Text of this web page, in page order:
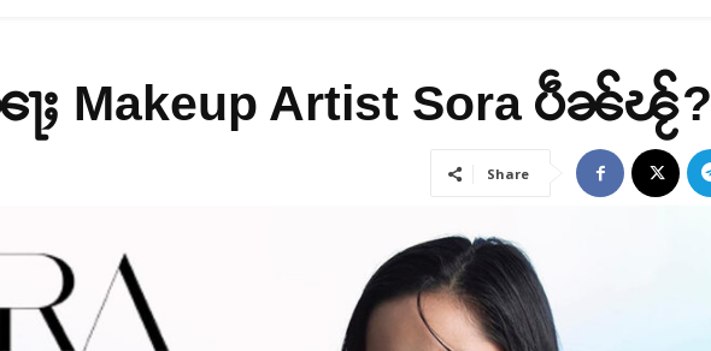
ၼႃႈ Makeup Artist Sora ပဵၼ်ၽႂ်?
Share